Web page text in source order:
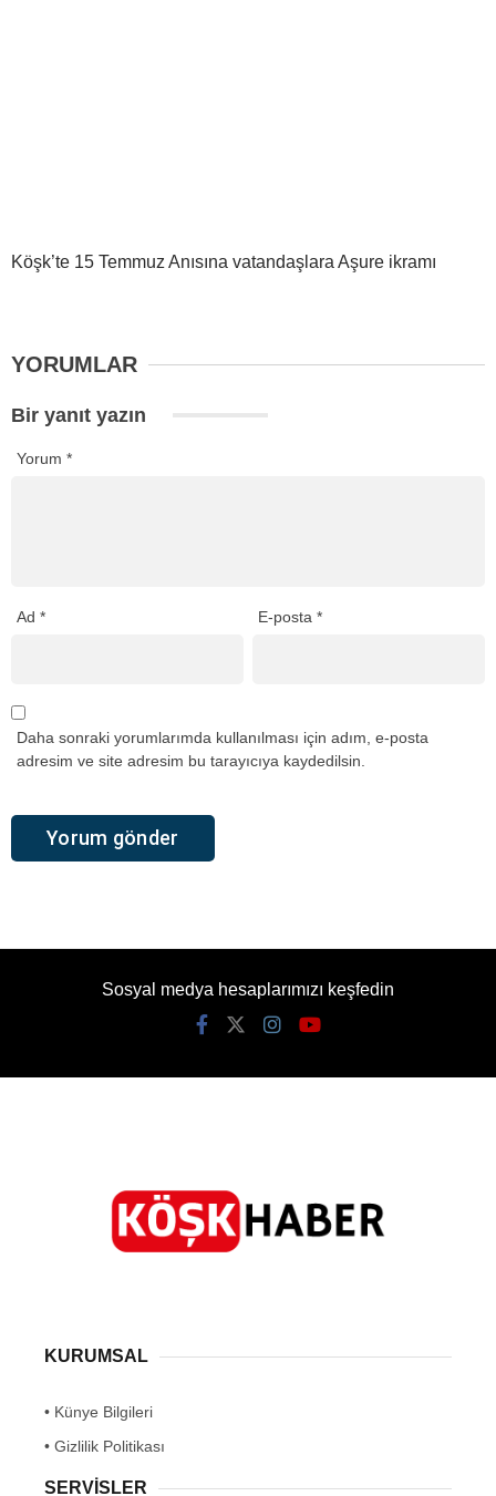
Köşk’te 15 Temmuz Anısına vatandaşlara Aşure ikramı
YORUMLAR
Bir yanıt yazın
Yorum *
Ad * E-posta*
Daha sonraki yorumlarımda kullanılması için adım, e-posta
adresim ve site adresim bu tarayıcıya kaydedilsin.
Sosyal medya hesaplarımızı keşfedin
KURUMSAL
• Künye Bilgileri
• Gizlilik Politikası
SERVİSLER